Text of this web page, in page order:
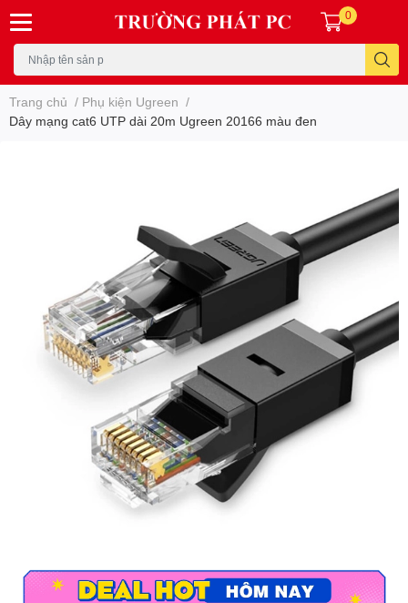
0
Trang chủ / Phụ kiện Ugreen /
Dây mạng cat6 UTP dài 20m Ugreen 20166 màu đen